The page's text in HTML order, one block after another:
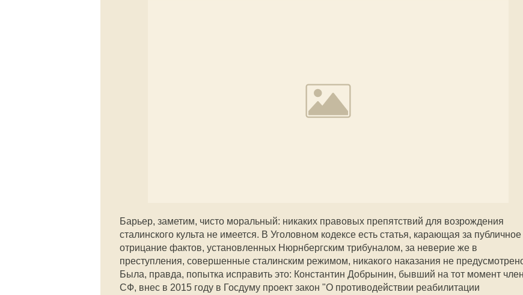
Барьер, заметим, чисто моральный: никаких правовых препятствий для возрождения
сталинского культа не имеется. В Уголовном кодексе есть статья, карающая за публичное
отрицание фактов, установленных Нюрнбергским трибуналом, за неверие же в
преступления, совершенные сталинским режимом, никакого наказания не
Была, правда, попытка исправить это: Константин Добрынин, бывший на тот момент
СФ, внес в 2015 году в Госдуму проект закон "О противодействии реабилитации